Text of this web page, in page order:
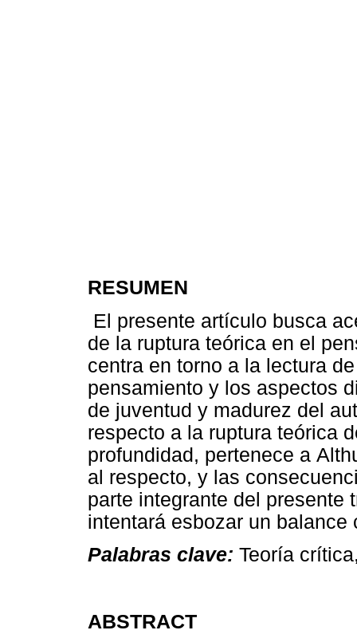
RESUMEN
El presente artículo busca
de la ruptura teórica en el
centra en torno a la lectura
pensamiento y los aspectos
de juventud y madurez del
respecto a la ruptura teórica
profundidad, pertenece a
al respecto, y las
parte integrante del presente
intentará esbozar un
Palabras clave: Teoría
ABSTRACT